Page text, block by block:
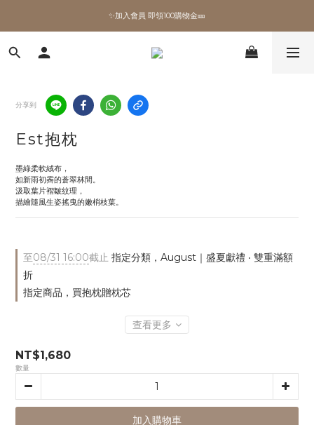
✨加入會員 即領100購物金🎫
✨加入會員 即領100購物金🎫
全館滿額現折🔥
✨加入會員 即領100購物金🎫
分享到
Est抱枕
墨綠柔軟絨布，
如新雨初霽的蒼翠林間。
汲取葉片褶皺紋理，
描繪隨風生姿搖曳的嫩梢枝葉。
至08/31 16:00截止 指定分類，August｜盛夏獻禮 ‧ 雙重滿額
折
指定商品，買抱枕贈枕芯
查看更多
NT$1,680
數量
加入購物車